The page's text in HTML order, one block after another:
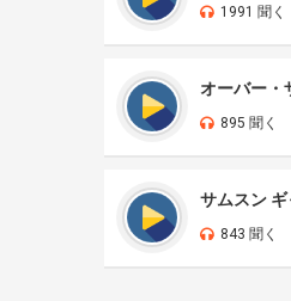
1991 聞く
895 聞く
843 聞く